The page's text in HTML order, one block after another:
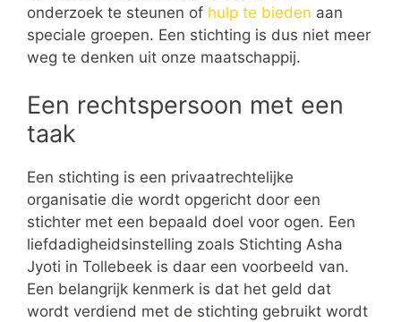
onderzoek te steunen of hulp te bieden aan
speciale groepen. Een stichting is dus niet meer
weg te denken uit onze maatschappij.
Een rechtspersoon met een
taak
Een stichting is een privaatrechtelijke
organisatie die wordt opgericht door een
stichter met een bepaald doel voor ogen. Een
liefdadigheidsinstelling zoals Stichting Asha
Jyoti in Tollebeek is daar een voorbeeld van.
Een belangrijk kenmerk is dat het geld dat
wordt verdiend met de stichting gebruikt wordt